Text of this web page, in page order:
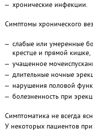
хронические инфекции.
Симптомы хронического
слабые или умеренные
крестце и прямой кишке,
учащенное
длительные ночные
нарушения половой
болезненность при
Симптоматика не всегда
У некоторых пациентов